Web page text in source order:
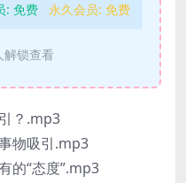
: 免费 永久会员: 免费
解锁查看
？.mp3
物吸引.mp3
的“态度”.mp3